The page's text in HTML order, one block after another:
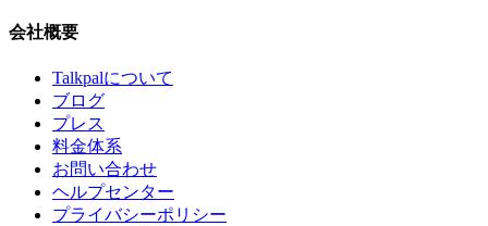
会社概要
Talkpalについて
ブログ
プレス
料金体系
お問い合わせ
ヘルプセンター
プライバシーポリシー